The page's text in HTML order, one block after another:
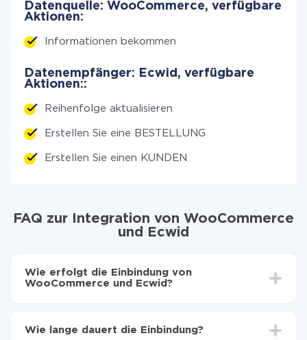
Datenquelle: WooCommerce, verfügbare
Aktionen:
Informationen bekommen
Datenempfänger: Ecwid, verfügbare
Aktionen::
Reihenfolge aktualisieren
Erstellen Sie eine BESTELLUNG
Erstellen Sie einen KUNDEN
FAQ zur Integration von WooCommerce
und Ecwid
Wie erfolgt die Einbindung von
WooCommerce und Ecwid?
Ecwid zu übertragen
Wie lange dauert die Einbindung?